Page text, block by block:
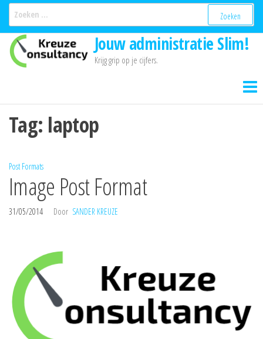
Ga
naar
inhoud
Jouw administratie Slim!
Krijg grip op je cijfers.
Tag: laptop
Post Formats
Image Post Format
31/05/2014 Door SANDER KREUZE